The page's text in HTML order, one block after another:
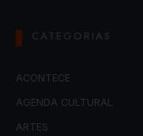
CATEGORIAS
ACONTECE
AGENDA CULTURAL
ARTES